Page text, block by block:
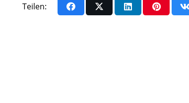
Teilen: